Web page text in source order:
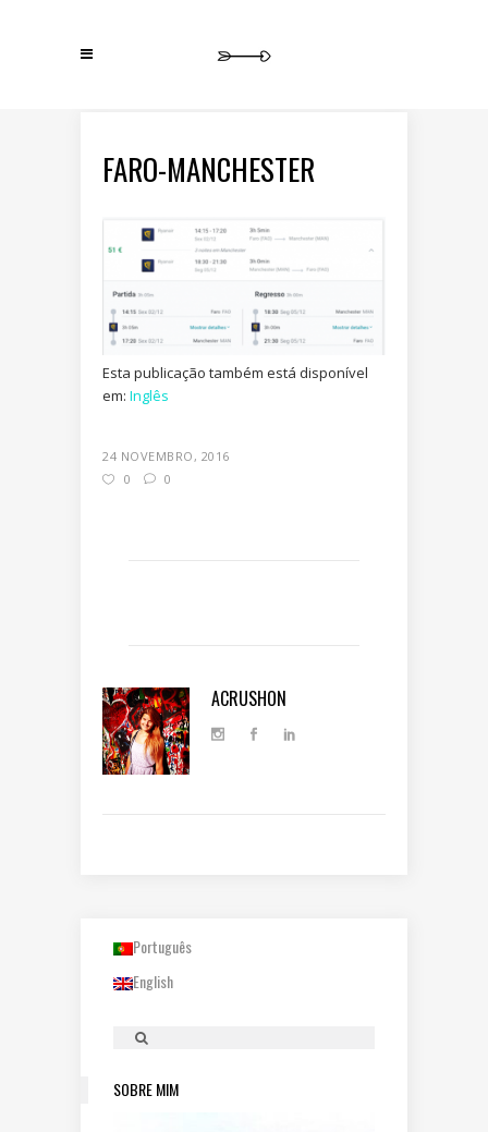
FARO-MANCHESTER
Esta publicação também está disponível
em: Inglês
24 NOVEMBRO, 2016
0
0
ACRUSHON
Português
English
SOBRE MIM